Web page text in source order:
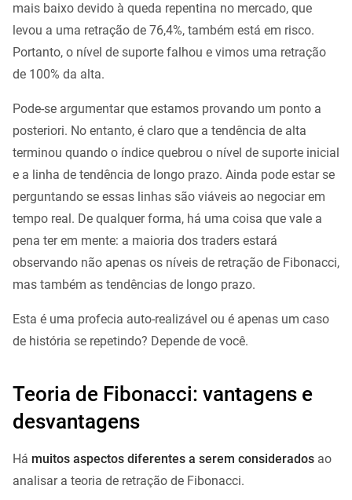
mais baixo devido à queda repentina no mercado, que
levou a uma retração de 76,4%, também está em risco.
Portanto, o nível de suporte falhou e vimos uma retração
de 100% da alta.
Pode-se argumentar que estamos provando um ponto a
posteriori. No entanto, é claro que a tendência de alta
terminou quando o índice quebrou o nível de suporte inicial
e a linha de tendência de longo prazo. Ainda pode estar se
perguntando se essas linhas são viáveis ​​ao negociar em
tempo real. De qualquer forma, há uma coisa que vale a
pena ter em mente: a maioria dos traders estará
observando não apenas os níveis de retração de Fibonacci,
mas também as tendências de longo prazo.
Esta é uma profecia auto-realizável ou é apenas um caso
de história se repetindo? Depende de você.
Teoria de Fibonacci: vantagens e
desvantagens
Há muitos aspectos diferentes a serem considerados ao
analisar a teoria de retração de Fibonacci.